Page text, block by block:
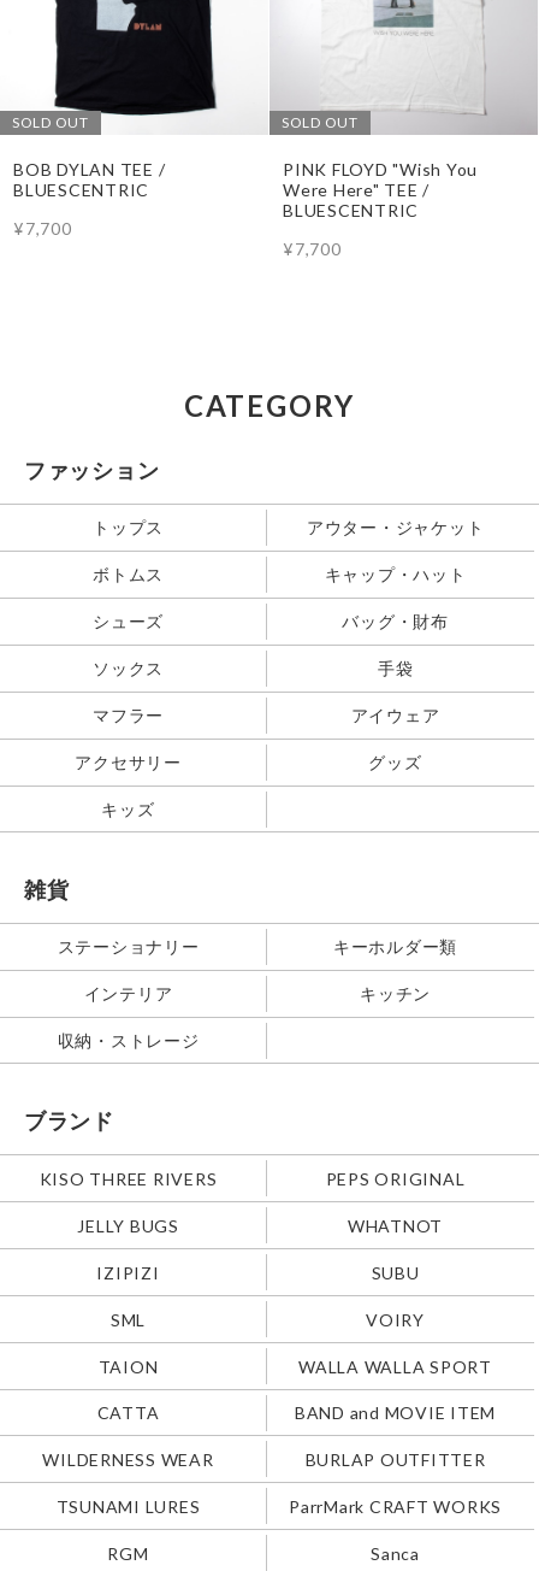
SOLD OUT
BOB DYLAN TEE /
BLUESCENTRIC
¥7,700
SOLD OUT
PINK FLOYD "Wish You
Were Here" TEE /
BLUESCENTRIC
¥7,700
CATEGORY
ファッション
トップス アウター・ジャケット
ボトムス キャップ・ハット
シューズ バッグ・財布
ソックス 手袋
マフラー アイウェア
アクセサリー グッズ
キッズ
雑貨
ステーショナリー キーホルダー類
インテリア キッチン
収納・ストレージ
ブランド
KISO THREE RIVERS PEPS ORIGINAL
JELLY BUGS WHATNOT
IZIPIZI SUBU
SML VOIRY
TAION WALLA WALLA SPORT
CATTA BAND and MOVIE ITEM
WILDERNESS WEAR BURLAP OUTFITTER
TSUNAMI LURES ParrMark CRAFT WORKS
RGM Sanca